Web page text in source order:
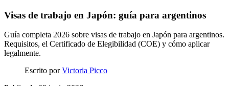
Visas de trabajo en Japón: guía para argentinos
Guía completa 2026 sobre visas de trabajo en Japón para argentinos.
Requisitos, el Certificado de Elegibilidad (COE) y cómo aplicar
legalmente.
Escrito porVictoria Picco